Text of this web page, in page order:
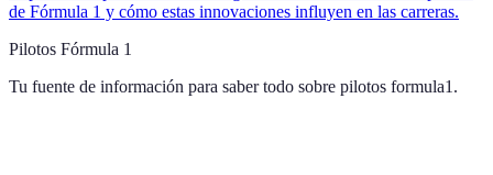
de Fórmula 1 y cómo estas innovaciones influyen en las carreras.
Pilotos Fórmula 1
Tu fuente de información para saber todo sobre pilotos formula1 .